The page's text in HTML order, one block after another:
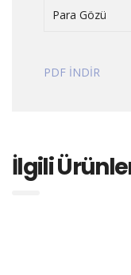
Para Gözü
PDF İNDİR
İlgili